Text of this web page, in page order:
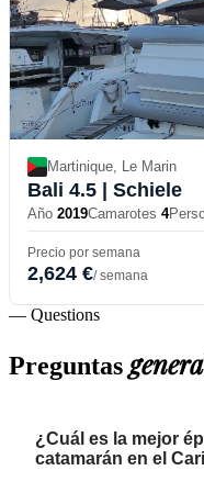
Martinique, Le Marin
Bali 4.5 | Schiele
Año 2019Camarotes 4
Precio por semana
2,624 €/ semana
— Questions
Preguntas
¿Cuál es la mejor
catamarán en el